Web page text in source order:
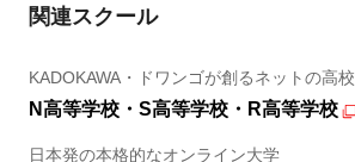
関連スクール
KADOKAWA・ドワンゴが創るネットの高校
N高等学校・S高等学校・R高等学校
日本発の本格的なオンライン大学